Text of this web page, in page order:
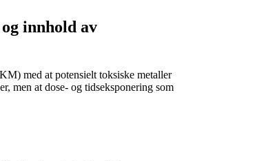
innhold av
med at potensielt toksiske metaller
men at dose- og tidseksponering som